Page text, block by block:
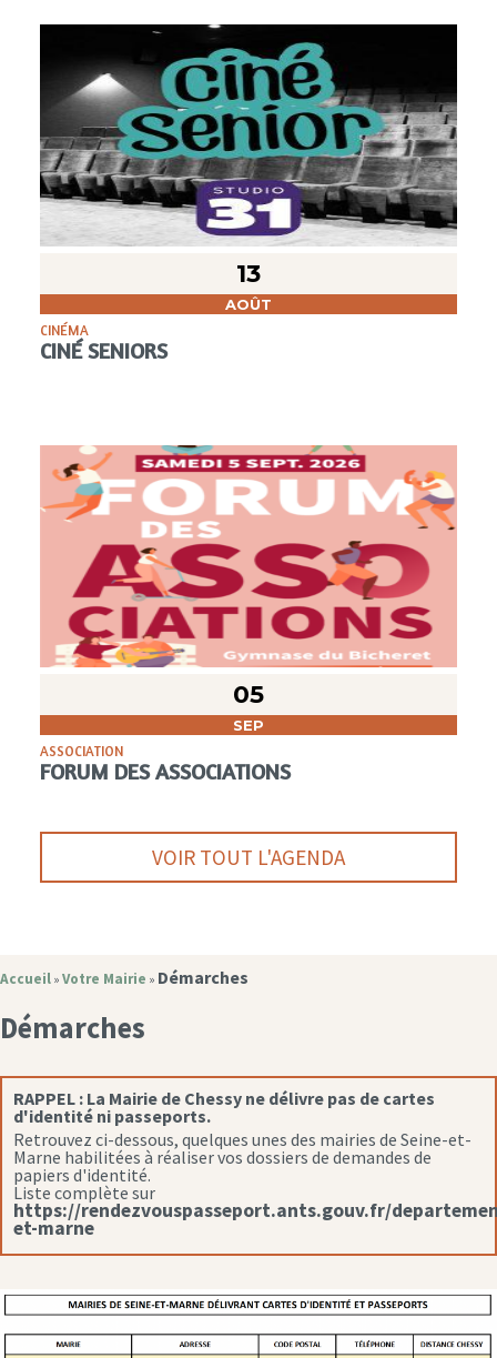
13
AOÛT
CINÉMA
CINÉ SENIORS
05
SEP
ASSOCIATION
FORUM DES ASSOCIATIONS
VOIR TOUT L'AGENDA
Accueil » Votre Mairie » Démarches
Démarches
RAPPEL : La Mairie de Chessy ne délivre pas de cartes
d'identité ni passeports.
Retrouvez ci-dessous, quelques unes des mairies de Seine-et-
Marne habilitées à réaliser vos dossiers de demandes de
papiers d'identité.
Liste complète sur
https://rendezvouspasseport.ants.gouv.fr/
et-marne